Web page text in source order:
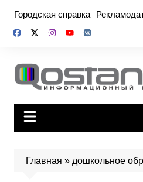
содержимому
Городская справка
Главная » дошкольное